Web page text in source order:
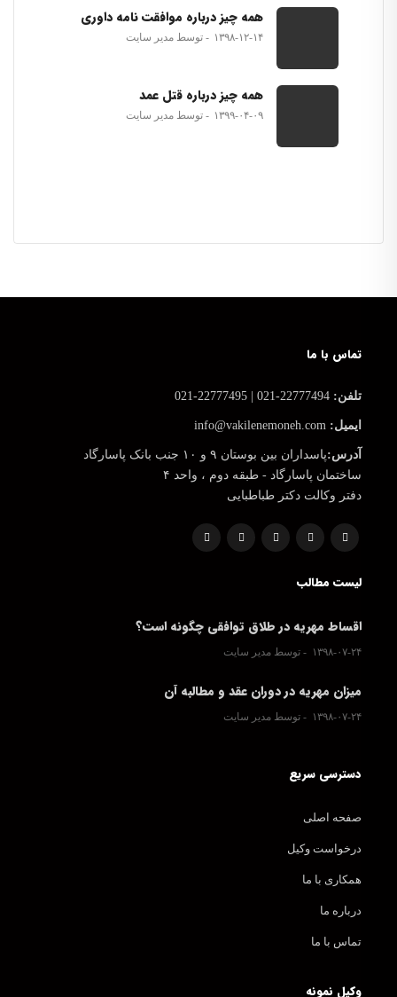
همه چیز درباره موافقت نامه داوری
۱۳۹۸-۱۲-۱۴ توسط مدیر سایت
همه چیز درباره قتل عمد
۱۳۹۹-۰۴-۰۹ توسط مدیر سایت
تماس با ما
تلفن:
ایمیل:
آدرس:پاسداران بین بوستان ۹ و ۱۰ جنب بانک پاسارگاد
ساختمان پاسارگاد - طبقه دوم ، واحد ۴
دفتر وکالت دکتر طباطبایی
لیست مطالب
اقساط مهریه در طلاق توافقی چگونه است؟
۱۳۹۸-۰۷-۲۴ توسط مدیر سایت
میزان مهریه در دوران عقد و مطالبه آن
۱۳۹۸-۰۷-۲۴ توسط مدیر سایت
دسترسی سریع
صفحه اصلی
درخواست وکیل
همکاری با ما
درباره ما
تماس با ما
وکیل نمونه